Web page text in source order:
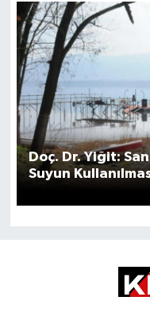
Doç. Dr. Yiğit:
Suyun